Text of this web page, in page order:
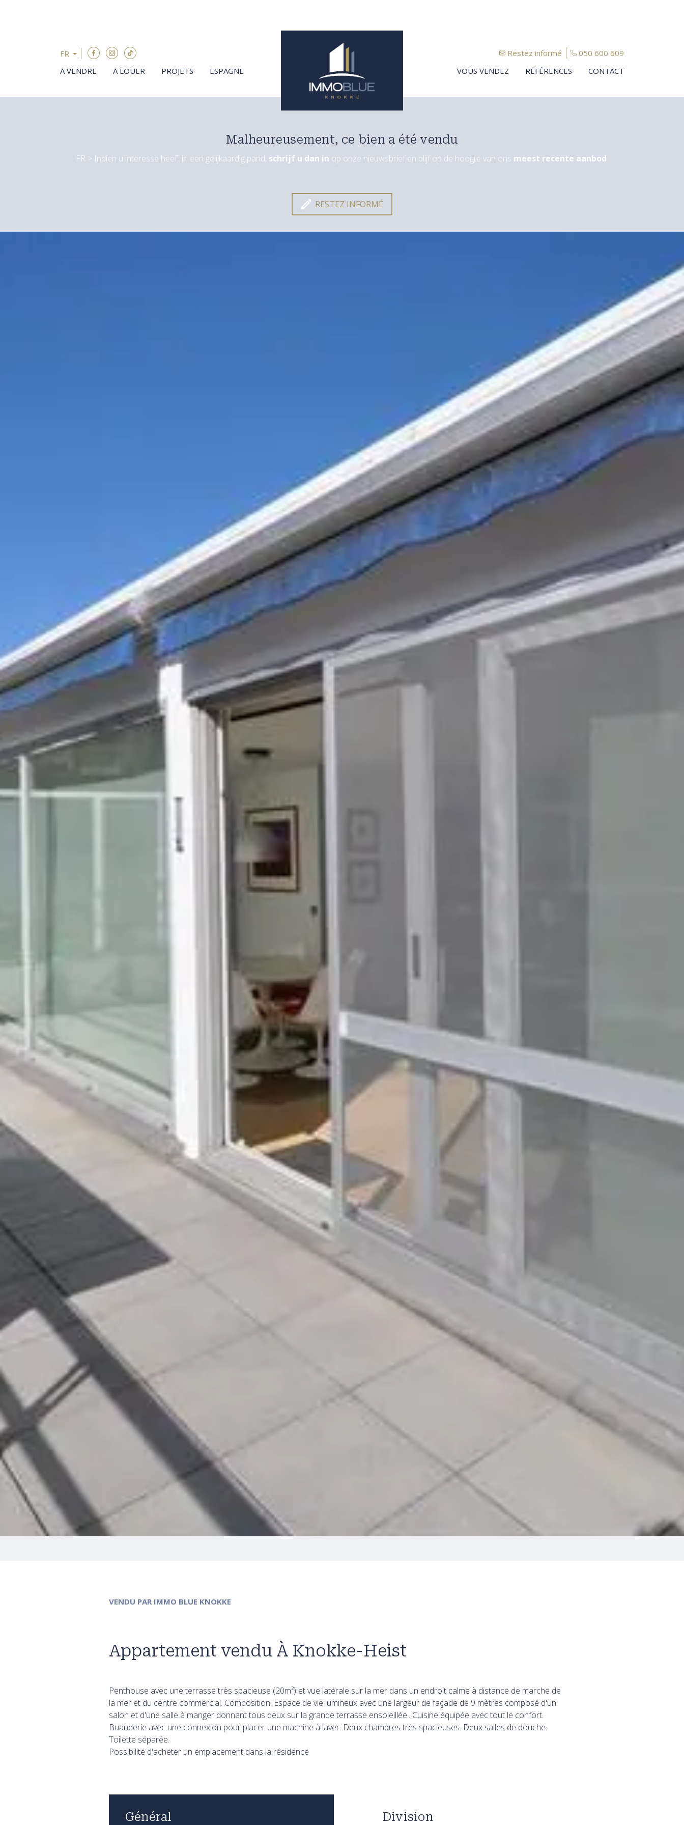
FR Restez informé
050 600 609
A VENDRE
A LOUER PROJETS ESPAGNE VOUS VENDEZ RÉFÉRENCES CONTACT
Malheureusement, ce bien a été vendu
FR > Indien u interesse heeft in een gelijkaardig pand, schrijf u dan in op onze nieuwsbrief en blijf op de hoogte van ons meest recente aanbod.
RESTEZ INFORMÉ
Appartement vendu À Knokke-Heist
VENDU PAR IMMO BLUE KNOKKE
Penthouse avec une terrasse très spacieuse (20m²) et vue latérale sur la mer dans un endroit calme à distance de marche de
la mer et du centre commercial. Composition: Espace de vie lumineux avec une largeur de façade de 9 mètres composé d'un
salon et d'une salle à manger donnant tous deux sur la grande terrasse ensoleillée.. Cuisine équipée avec tout le confort.
Buanderie avec une connexion pour placer une machine à laver. Deux chambres très spacieuses. Deux salles de douche.
Toilette séparée.
Possibilité d'acheter un emplacement dans la résidence
Général Division